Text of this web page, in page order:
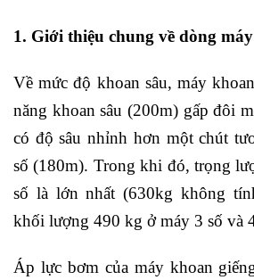
1. Giới thiệu chung về dòng
Về mức độ khoan sâu, máy
năng khoan sâu (200m) gấp đôi
có độ sâu nhỉnh hơn một chút
số (180m). Trong khi đó, trọng
số là lớn nhất (630kg không
khối lượng 490 kg ở máy 3 số và
Áp lực bơm của máy khoan